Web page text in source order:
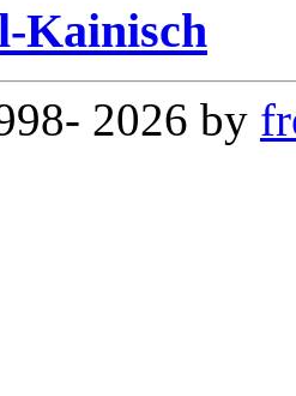
Kainisch
2026 by